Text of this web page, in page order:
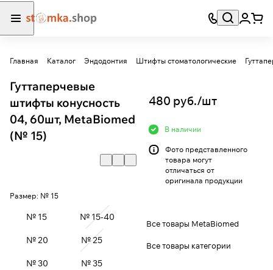
Главная Каталог Эндодонтия Штифты стоматологические
Гуттаперчевые
штифты конусность
04, 60шт, MetaBiomed
(№ 15)
Размер: № 15
№ 15 № 15-40
№ 20 № 25
№ 30 № 35
480 руб./шт
В наличии
Фото представленного
товара могут
отличаться от
оригинала продукции
Все товары MetaBiomed
Все товары категории